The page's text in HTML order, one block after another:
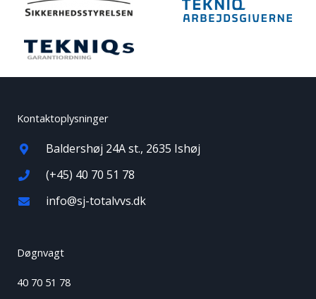
Døgnvagt
40 70 51 78
Kontaktoplysninger
Baldershøj 24A st., 2635 Ishøj
(+45) 40 70 51 78
info@sj-totalvvs.dk